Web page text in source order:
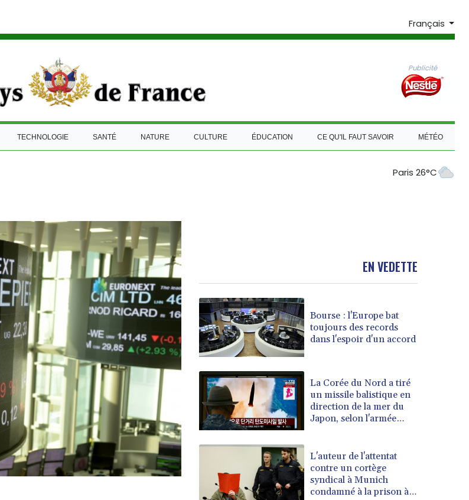
Français
Publicité
TECHNOLOGIE SANTÉ NATURE CULTURE ÉDUCATION CE QU'IL FAUT SAVOIR MÉTÉO
Paris 26°C
EN VEDETTE
Bourse : l'Europe bat
toujours des records
dans l'espoir d'un accord
La Corée du Nord a tiré
un missile balistique en
direction de la mer du
Japon, selon l'armée
L'auteur de l'attentat
contre un cortège
syndical à Munich
condamné à la prison à